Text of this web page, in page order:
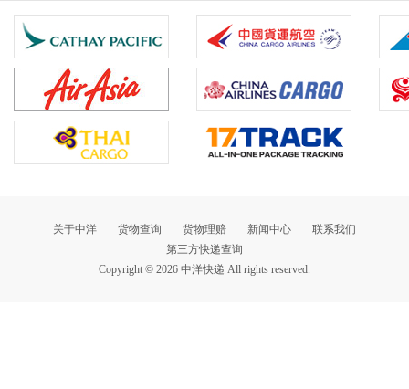
关于中洋 货物查询 货物理赔 新闻中心
联系我们
第三方快递查询
Copyright © 2026 中洋快递 All rights reserved.